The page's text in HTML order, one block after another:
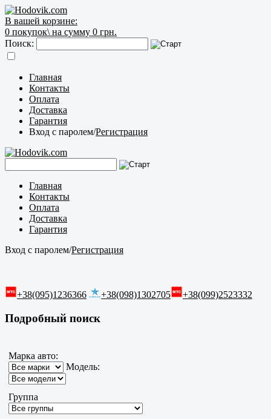
В вашей корзине:
0 покупок\ на сумму 0 грн.
Поиск:
Главная
Контакты
Оплата
Доставка
Гарантия
Вход с паролем/Регистрация
Главная
Контакты
Оплата
Доставка
Гарантия
Вход с паролем/Регистрация
+38(095)1236366 +38(098)1302705 +38(099)2523332
Подробный поиск
Марка авто:
Модель:
Группа